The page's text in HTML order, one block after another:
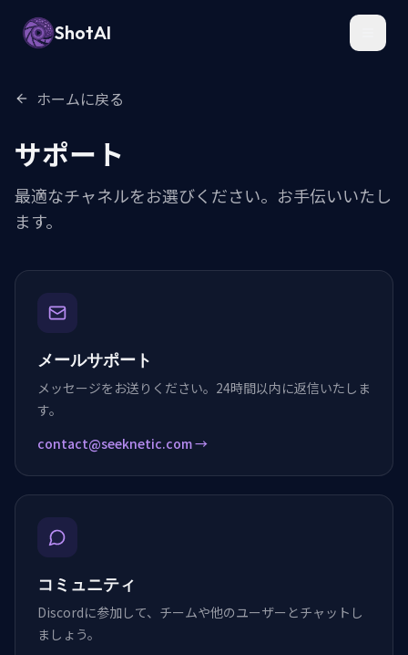
ShotAI
ホームに戻る
サポート
最適なチャネルをお選びください。お手伝いいたし
ます。
メールサポート
メッセージをお送りください。24時間以内に返信いたしま
す。
contact@seeknetic.com→
コミュニティ
Discordに参加して、チームや他のユーザーとチャットし
ましょう。